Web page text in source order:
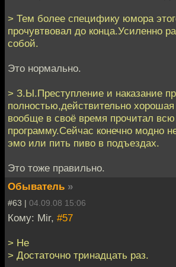
> Тем более специфику юмора
прочувтвовал до конца.Усиленно
собой.
Это нормально.
> З.Ы.Преступление и наказание
полностью,действительно
вообще в своё время прочитал
программу.Сейчас конечно модно
эмо или пить пиво в подъездах.
Это тоже правильно.
Обыватель »
#63 | 04.09.08 15:06
Кому: Mir, #57
> Не
> Достаточно тринадцать раз.